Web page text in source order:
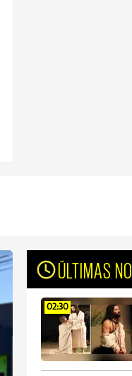
ÚLTIMAS
02:30